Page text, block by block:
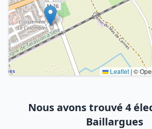
Leaflet | ©
Nous avons trouvé 4
Baillargues